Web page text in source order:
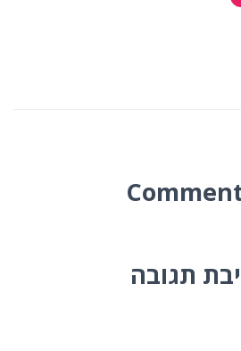
תגובה